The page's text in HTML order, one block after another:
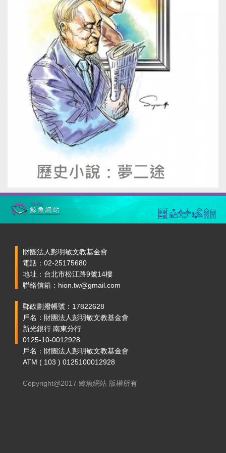
財團法人彭明敏文教基金會
電話：02-25175680
地址：台北市松江路9號14樓
聯絡信箱：hion.tw@gmail.com
郵政劃撥帳號：17822628
戶名：財團法人彭明敏文教基金會
新光銀行 南東分行
0125-10-0012928
戶名：財團法人彭明敏文教基金會
ATM ( 103 ) 0125100012928
Copyright@2017 鯨魚網站 版權所有